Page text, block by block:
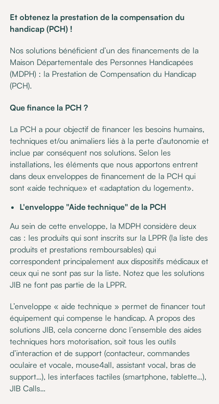
Et obtenez la prestation de la compensation du
handicap (PCH) !
Nos solutions bénéficient d’un des financements de la
Maison Départementale des Personnes Handicapées
(MDPH) : la Prestation de Compensation du Handicap
(PCH).
Que finance la PCH ?
La PCH a pour objectif de financer les besoins humains,
techniques et/ou animaliers liés à la perte d’autonomie et
inclue par conséquent nos solutions. Selon les
installations, les éléments que nous apportons entrent
dans deux enveloppes de financement de la PCH qui
sont «aide technique» et «adaptation du logement».
L'enveloppe "Aide technique" de la PCH
Au sein de cette enveloppe, la MDPH considère deux
cas : les produits qui sont inscrits sur la LPPR (la liste des
produits et prestations remboursables) qui
correspondent principalement aux dispositifs médicaux et
ceux qui ne sont pas sur la liste. Notez que les solutions
JIB ne font pas partie de la LPPR.
L’enveloppe « aide technique » permet de financer tout
équipement qui compense le handicap. A propos des
solutions JIB, cela concerne donc l’ensemble des aides
techniques hors motorisation, soit tous les outils
d’interaction et de support (contacteur, commandes
oculaire et vocale, mouse4all, assistant vocal, bras de
support…), les interfaces tactiles (smartphone, tablette…),
JIB Calls…